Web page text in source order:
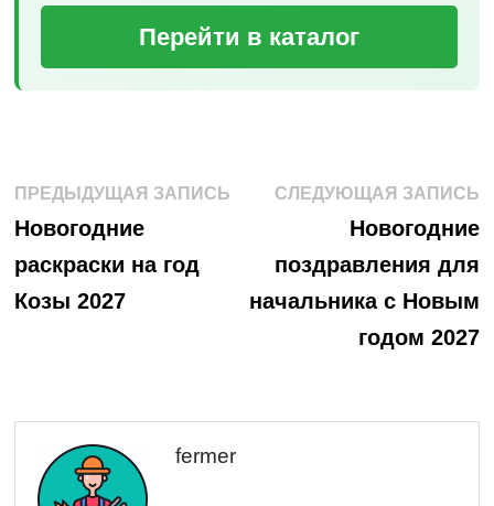
Перейти в каталог
Навигация
по
записям
ПРЕДЫДУЩАЯ ЗАПИСЬПредыдущая
Новогодние
раскраски на год
Козы 2027
СЛЕДУЮЩАЯ ЗАПИСЬ
Новогодние
поздравления для
начальника с Новым
годом 2027
fermer